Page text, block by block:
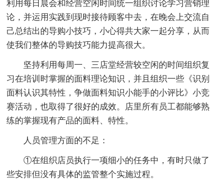
利用每日晨会和经营空闲时间统一组织讨论学习营销理
论，并运用实践到现时接待顾客中去，在晚会上交流自
己总结出的导购小技巧，小心得共大家一起分享，从而
使我们整体的导购技巧能力提高很大。
坚持利用每周一、三店堂经营较空闲的时间组织复
习在培训时掌握的面料理论知识，并且组织一些《识别
面料认识其特性，争做面料知识小能手的小评比》小竞
赛活动，也取得了很好的成效。店里所有员工都能够熟
练的掌握现有产品的面料、特性。
人员管理方面的不足：
①在组织店员执行一项细小的任务中，有时只做了
些安排但没有具体的监管整个实施过程。